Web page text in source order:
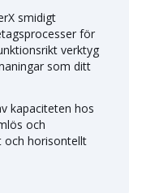
smidigt
för
verktyg
som ditt
kapaciteten hos
och
och horisontellt